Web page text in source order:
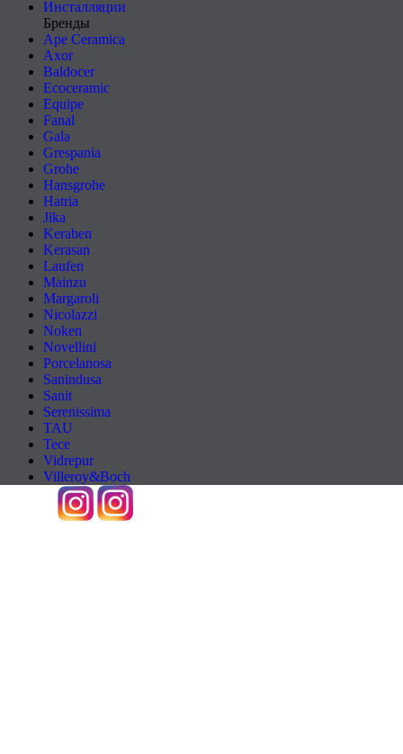
Инсталляции
Бренды
Ape Ceramica
Axor
Baldocer
Ecoceramic
Equipe
Fanal
Gala
Grespania
Grohe
Hansgrohe
Hatria
Jika
Keraben
Kerasan
Laufen
Mainzu
Margaroli
Nicolazzi
Noken
Novellini
Porcelanosa
Sanindusa
Sanit
Serenissima
TAU
Tece
Vidrepur
Villeroy&Boch